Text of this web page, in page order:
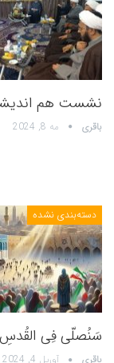
نشست هم
باقری مه 8, 2024
دسته‌بندی نشده
سَنُصلّی فِی القُدسِ
باقری آوریل 4, 2024